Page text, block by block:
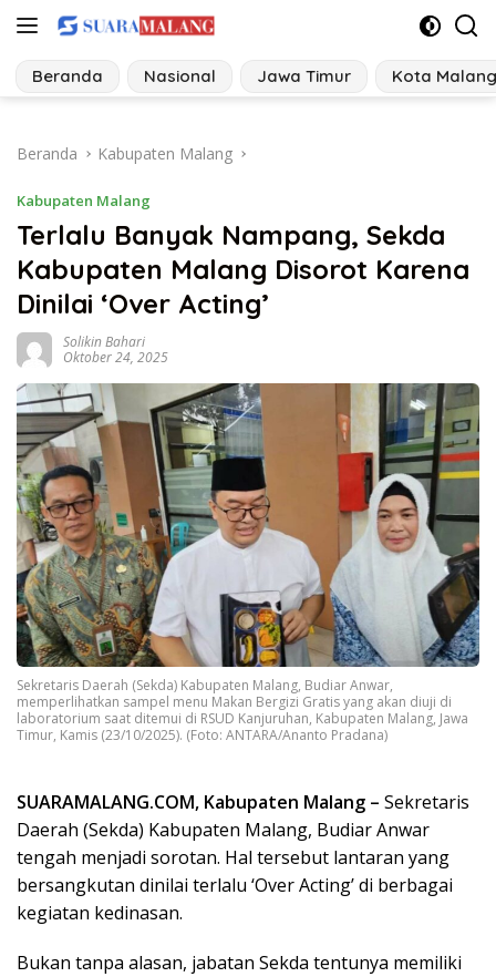
Langsung
konten
Beranda Nasional Jawa Timur Kota Malang
Beranda Kabupaten Malang
Kabupaten Malang
Terlalu Banyak Nampang, Sekda
Kabupaten Malang Disorot Karena
Dinilai ‘Over Acting’
Solikin Bahari
Oktober 24, 2025
Sekretaris Daerah (Sekda) Kabupaten Malang, Budiar Anwar,
memperlihatkan sampel menu Makan Bergizi Gratis yang akan diuji di
laboratorium saat ditemui di RSUD Kanjuruhan, Kabupaten Malang, Jawa
Timur, Kamis (23/10/2025). (Foto: ANTARA/Ananto Pradana)
SUARAMALANG.COM, Kabupaten Malang – Sekretaris
Daerah (Sekda) Kabupaten Malang, Budiar Anwar
tengah menjadi sorotan. Hal tersebut lantaran yang
bersangkutan dinilai terlalu ‘Over Acting’ di berbagai
kegiatan kedinasan.
Bukan tanpa alasan, jabatan Sekda tentunya memiliki